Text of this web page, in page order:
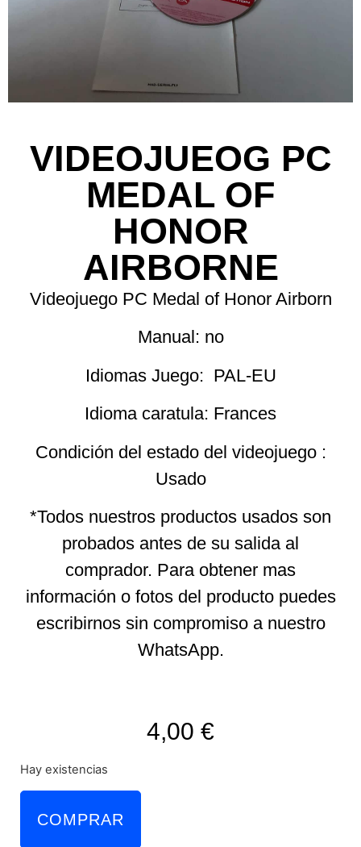
VIDEOJUEOG PC
MEDAL OF
HONOR
AIRBORNE
Videojuego PC Medal of Honor Airborn
Manual: no
Idiomas Juego: PAL-EU
Idioma caratula: Frances
Condición del estado del videojuego :
Usado
*Todos nuestros productos usados son
probados antes de su salida al
comprador. Para obtener mas
información o fotos del producto puedes
escribirnos sin compromiso a nuestro
WhatsApp.
4,00 €
Hay existencias
COMPRAR